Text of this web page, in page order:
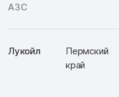
АЗС
Лукойл
Пермский
край